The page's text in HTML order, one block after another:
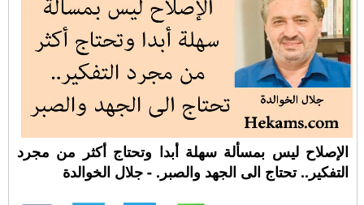
الإصلاح ليس بمسألة سهلة أبدا وتحتاج أكثر من مجرد
التفكير.. تحتاج الى الجهد والصبر. - جلال الخوالدة